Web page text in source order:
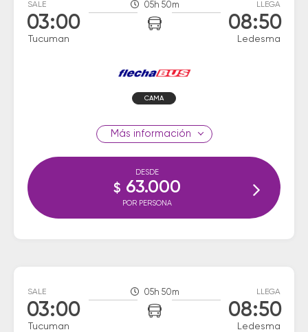
SALE
03:00
Tucuman
05h 50m LLEGA
08:50
Ledesma
CAMA
información
DESDE
$ 63.000
POR PERSONA
SALE
03:00
Tucuman
05h 50m LLEGA
08:50
Ledesma